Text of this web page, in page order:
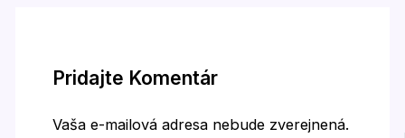
Pridajte Komentár
Vaša e-mailová adresa nebude zverejnená.